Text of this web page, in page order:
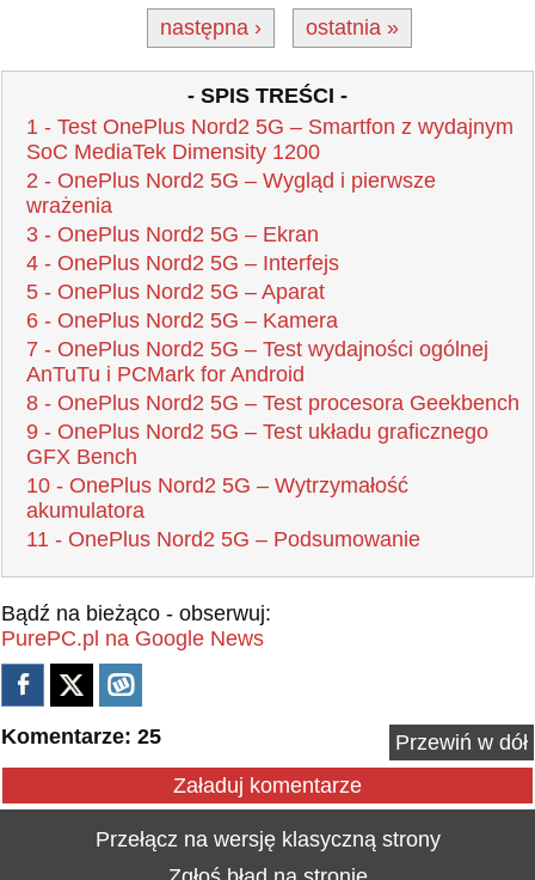
następna › ostatnia »
- SPIS TREŚCI -
1 - Test OnePlus Nord2 5G – Smartfon z wydajnym
SoC MediaTek Dimensity 1200
2 - OnePlus Nord2 5G – Wygląd i pierwsze
wrażenia
3 - OnePlus Nord2 5G – Ekran
4 - OnePlus Nord2 5G – Interfejs
5 - OnePlus Nord2 5G – Aparat
6 - OnePlus Nord2 5G – Kamera
7 - OnePlus Nord2 5G – Test wydajności ogólnej
AnTuTu i PCMark for Android
8 - OnePlus Nord2 5G – Test procesora Geekbench
9 - OnePlus Nord2 5G – Test układu graficznego
GFX Bench
10 - OnePlus Nord2 5G – Wytrzymałość
akumulatora
11 - OnePlus Nord2 5G – Podsumowanie
Bądź na bieżąco - obserwuj:
PurePC.pl na Google News
Komentarze: 25
Przewiń w dół
Załaduj komentarze
Przełącz na wersję klasyczną strony